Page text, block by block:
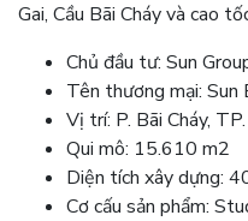
Gai, Cầu Bãi Cháy và cao
Chủ đầu tư: Sun
Tên thương mại:
Vị trí: P. Bãi Cháy,
Qui mô: 15.610 m2
Diện tích xây dựng:
Cơ cấu sản phẩm: